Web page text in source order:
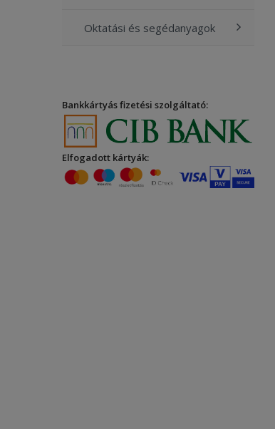
Oktatási és segédanyagok
Bankkártyás fizetési szolgáltató:
Elfogadott kártyák: